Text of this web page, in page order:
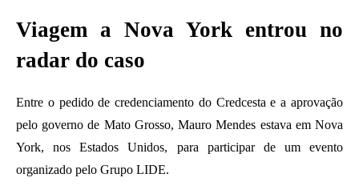
Viagem a Nova York entrou no
radar do caso
Entre o pedido de credenciamento do Credcesta e a aprovação
pelo governo de Mato Grosso, Mauro Mendes estava em Nova
York, nos Estados Unidos, para participar de um evento
organizado pelo Grupo LIDE.